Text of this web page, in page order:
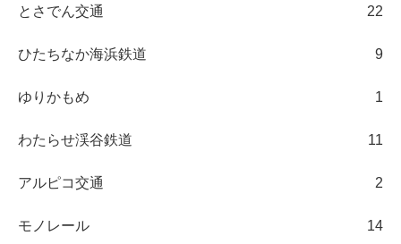
とさでん交通 22
ひたちなか海浜鉄道 9
ゆりかもめ 1
わたらせ渓谷鉄道 11
アルピコ交通 2
モノレール 14